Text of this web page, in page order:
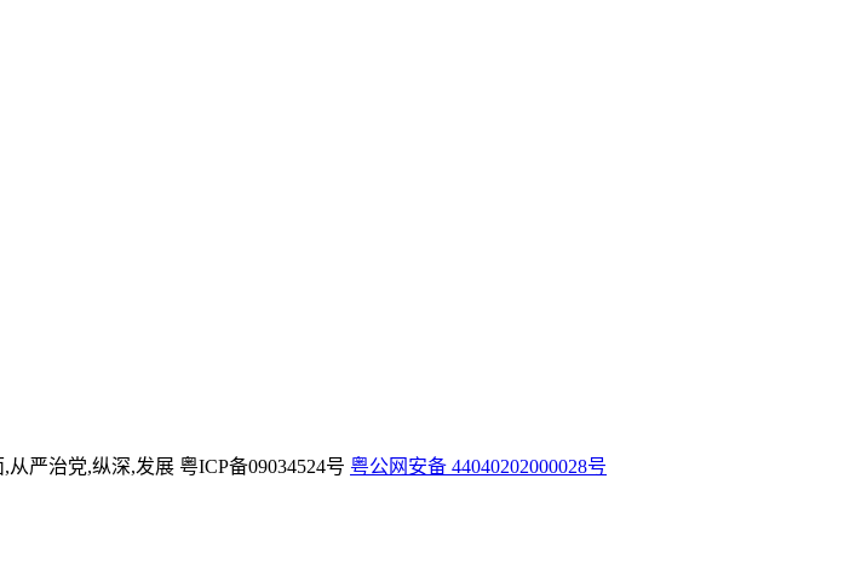
从严治党,纵深,发展 粤ICP备09034524号 粤公网安备 44040202000028号